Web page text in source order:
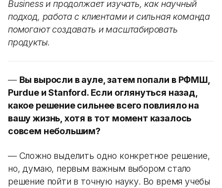
Business и продолжает изучать, как научный
подход, работа с клиентами и сильная команда
помогают создавать и масштабировать
продукты.
— Вы выросли в ауле, затем попали в РФМШ,
Purdue и Stanford. Если оглянуться назад,
какое решение сильнее всего повлияло на
вашу жизнь, хотя в тот момент казалось
совсем небольшим?
— Сложно выделить одно конкретное решение,
но, думаю, первым важным выбором стало
решение пойти в точную науку. Во время учебы